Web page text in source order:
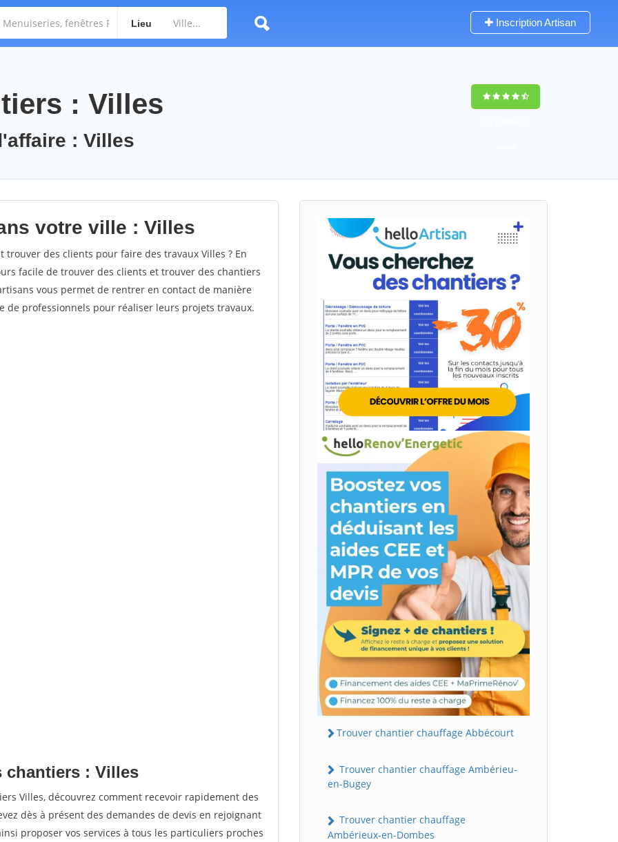
Lieu Inscription Artisan
: Villes
: Villes
votre ville : Villes
des clients pour faire des travaux Villes ? En
facile de trouver des clients et trouver des chantiers
vous permet de rentrer en contact de manière
de professionnels pour réaliser leurs projets travaux.
: Villes
Villes, découvrez comment recevoir rapidement des
dès à présent des demandes de devis en rejoignant
proposer vos services à tous les particuliers proches
Trouver chantier chauffage Abbécourt
Trouver chantier chauffage Ambérieu-
en-Bugey
Trouver chantier chauffage
Ambérieux-en-Dombes